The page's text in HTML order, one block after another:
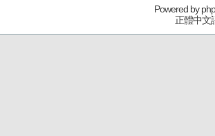
Powered by
正體中文